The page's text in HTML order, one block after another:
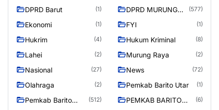
DPRD Barut (1)
DPRD MURUNG
(577)
Ekonomi (1) FYI (1)
Hukrim (4) Hukum Kriminal (8)
Lahei (2) Murung Raya (2)
Nasional (27) News (72)
Olahraga (2) Pemkab Barito Utar (1)
Pemkab Barito
(512)
PEMKAB BARITO
(6)